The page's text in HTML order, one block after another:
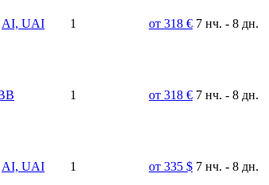
AI, UAI 1 от 318 € 7 нч. - 8 дн.
1 от 318 € 7 нч. - 8 дн.
AI, UAI 1 от 335 $ 7 нч. - 8 дн.